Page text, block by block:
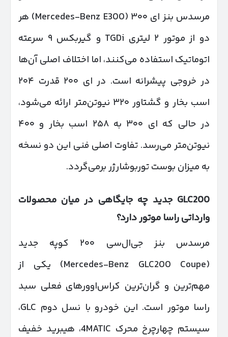
مرسدس بنز ای ۳۰۰ (Mercedes-Benz E300) هر
دو از موتور ۲ لیتری TGDi و گیربکس ۹ سرعته
اتوماتیک استفاده می‌کنند، اما اختلاف اصلی آن‌ها
در خروجی پیشرانه است. در ای ۲۰۰ قدرت ۲۰۴
اسب بخار و گشتاور ۳۲۰ نیوتن‌متر ارائه می‌شود،
در حالی که ای ۳۰۰ به ۲۵۸ اسب بخار و ۴۰۰
نیوتن‌متر می‌رسد. تفاوت اصلی فنی این دو نسخه
به میزان بوست توربوشارژر برمی‌گردد.
GLC 200 جدید چه جایگاهی در میان محصولات
وارداتی راسا موتور دارد؟
مرسدس بنز جی‌ال‌سی ۲۰۰ کوپه جدید
(Mercedes-Benz GLC200 Coupe) یکی از
مهم‌ترین و گران‌ترین کراس‌اوورهای فعلی سبد
راسا موتور است. این خودرو با نسل دوم GLC،
سیستم چهارچرخ محرک 4MATIC، هیبرید خفیف